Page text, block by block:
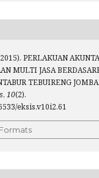
PERLAKUAN
MULTI JASA
TEBUIRENG
, 10(2).
eksis.v10i2.61